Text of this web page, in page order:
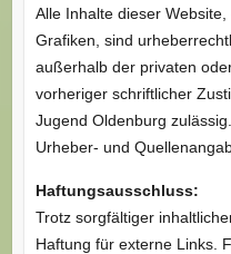
Alle Inhalte dieser
Grafiken, sind
außerhalb der privaten
vorheriger schriftlicher
Jugend Oldenburg
Urheber- und
Haftungsausschluss:
Trotz sorgfältiger
Haftung für externe Links.